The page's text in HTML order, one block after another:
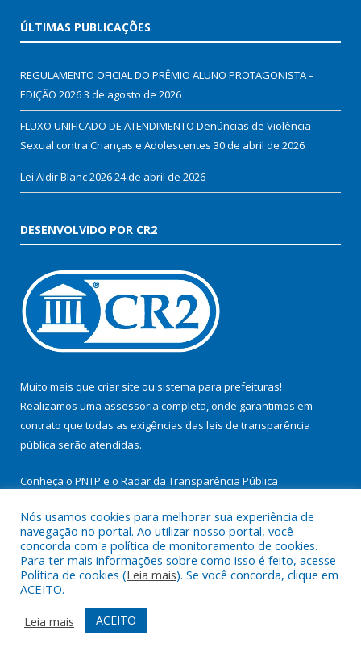
ÚLTIMAS PUBLICAÇÕES
REGULAMENTO OFICIAL DO PRÊMIO ALUNO PROTAGONISTA –
EDIÇÃO 20263 de agosto de 2026
FLUXO UNIFICADO DE ATENDIMENTO Denúncias de Violência
Sexual contra Crianças e Adolescentes 30 de abril de 2026
Lei Aldir Blanc 202624 de abril de 2026
DESENVOLVIDO POR CR2
Muito mais que criar site ou sistema para prefeituras!
Realizamos uma assessoria completa, onde garantimos em
contrato que todas as exigências das leis de transparência
pública serão atendidas.
Conheça o PNTP e o Radar da Transparência Pública
Todos os direitos reservados a Prefeitura Municipal de
Itupiranga.
Mapa do Site
Acessar Área Administrativa
Acessar Webmail
Nós usamos cookies para melhorar sua experiência de
navegação no portal. Ao utilizar nosso portal, você
concorda com a política de monitoramento de cookies.
Para ter mais informações sobre como isso é feito, acesse
Política de cookies (Leia mais). Se você concorda, clique em
ACEITO.
Leia mais
ACEITO